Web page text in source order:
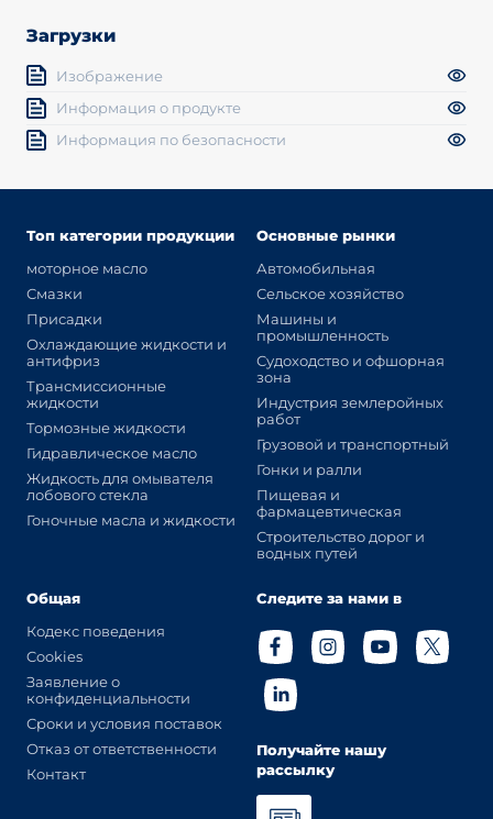
Загрузки
Изображение
Информация о продукте
Информация по безопасности
Топ категории продукции
моторное масло
Смазки
Присадки
Охлаждающие жидкости и
антифриз
Трансмиссионные
жидкости
Тормозные жидкости
Гидравлическое масло
Жидкость для омывателя
лобового стекла
Гоночные масла и жидкости
Основные рынки
Автомобильная
Сельское хозяйство
Машины и
промышленность
Судоходство и офшорная
зона
Индустрия землеройных
работ
Грузовой и транспортный
Гонки и ралли
Пищевая и
фармацевтическая
Строительство дорог и
водных путей
Общая
Кодекс поведения
Cookies
Заявление о
конфиденциальности
Сроки и условия поставок
Отказ от ответственности
Контакт
Следите за нами в
Получайте нашу
рассылку